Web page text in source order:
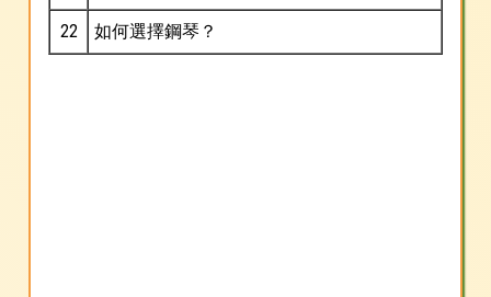
22 如何選擇鋼琴？